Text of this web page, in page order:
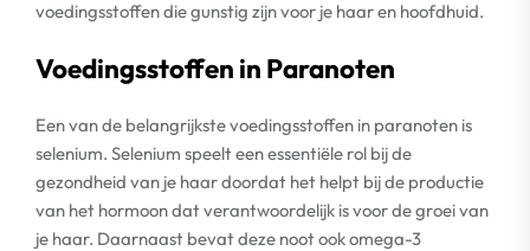
voedingsstoffen die gunstig zijn voor je haar en hoofdhuid.
Voedingsstoffen in Paranoten
Een van de belangrijkste voedingsstoffen in paranoten is
selenium. Selenium speelt een essentiële rol bij de
gezondheid van je haar doordat het helpt bij de productie
van het hormoon dat verantwoordelijk is voor de groei van
je haar. Daarnaast bevat deze noot ook omega-3